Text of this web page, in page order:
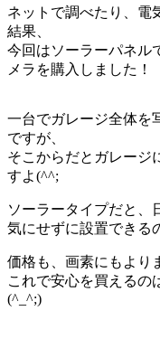
ネットで調べたり、電
結果、
今回はソーラーパネル
メラを購入しました！
一台でガレージ全体を
ですが、
そこからだとガレージ
すよ(^^;
ソーラータイプだと、
気にせずに設置できる
価格も、画素にもより
これで安心を買えるの
(^_^;)